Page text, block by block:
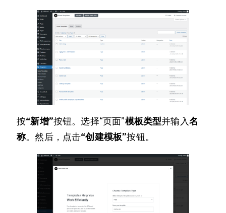
按“新增”按钮。选择“页面”模板类型并输入名
称。然后，点击“创建模板”按钮。